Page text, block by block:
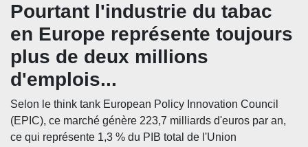
Pourtant l'industrie du tabac
en Europe représente toujours
plus de deux millions
d'emplois...
Selon le think tank European Policy Innovation Council
(EPIC), ce marché génère 223,7 milliards d'euros par an,
ce qui représente 1,3 % du PIB total de l'Union